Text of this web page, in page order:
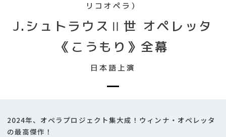
リコオペラ）
J.シュトラウスⅡ世 オペレッタ
《こうもり》全幕
日本語上演
2024年、オペラプロジェクト集大成！ウィンナ・オペレッタ
の最高傑作！